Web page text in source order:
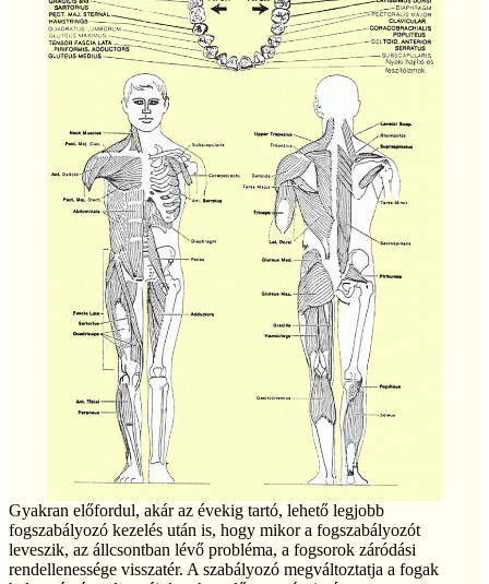
Gyakran előfordul, akár az évekig tartó, lehető legjobb
fogszabályozó kezelés után is, hogy mikor a fogszabályozót
leveszik, az állcsontban lévő probléma, a fogsorok záródási
rendellenessége visszatér. A szabályozó megváltoztatja a fogak